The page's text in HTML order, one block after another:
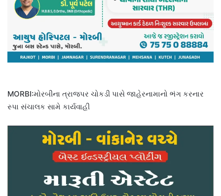
MORBI:મોરબીના ત્રાજપર ચોકડી પાસે જાહેરનામાનો ભંગ કરનાર
સ્પા સંચાલક સામે કાર્યવાહી